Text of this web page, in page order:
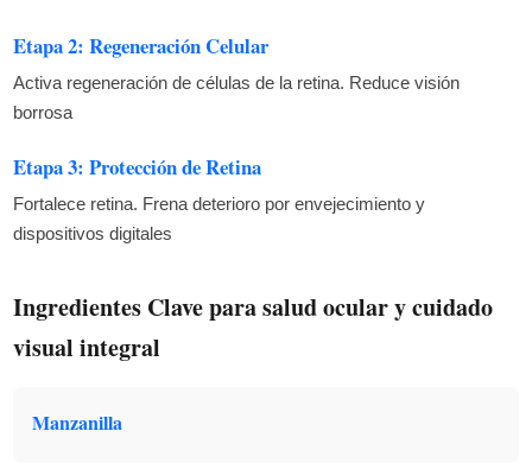
Etapa 2: Regeneración Celular
Activa regeneración de células de la retina. Reduce visión
borrosa
Etapa 3: Protección de Retina
Fortalece retina. Frena deterioro por envejecimiento y
dispositivos digitales
Ingredientes Clave para salud ocular y cuidado
visual integral
Manzanilla